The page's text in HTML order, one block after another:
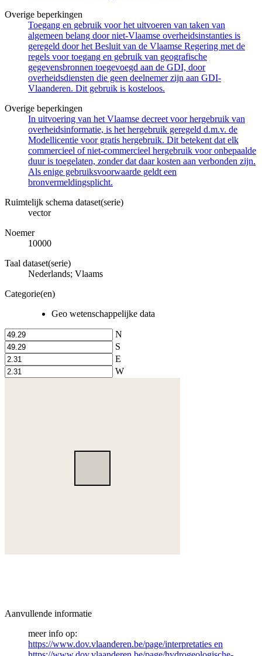
Overige beperkingen
Toegang en gebruik voor het uitvoeren van taken van
algemeen belang door niet-Vlaamse overheidsinstanties is
geregeld door het Besluit van de Vlaamse Regering met de
regels voor toegang en gebruik van geografische
gegevensbronnen toegevoegd aan de GDI, door
overheidsdiensten die geen deelnemer zijn aan GDI-
Vlaanderen. Dit gebruik is kosteloos.
Overige beperkingen
In uitvoering van het Vlaamse decreet voor hergebruik van
overheidsinformatie, is het hergebruik geregeld d.m.v. de
Modellicentie voor gratis hergebruik. Dit betekent dat elk
commercieel of niet-commercieel hergebruik voor onbepaalde
duur is toegelaten, zonder dat daar kosten aan verbonden zijn.
Als enige gebruiksvoorwaarde geldt een
bronvermeldingsplicht.
Ruimtelijk schema dataset(serie)
vector
Noemer
10000
Taal dataset(serie)
Nederlands; Vlaams
Categorie(en)
Geo wetenschappelijke data
N
S
E
W
Aanvullende informatie
meer info op:
https://www.dov.vlaanderen.be/page/interpretaties en